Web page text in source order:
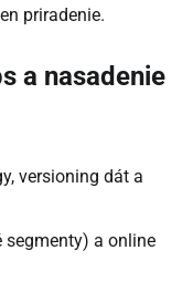
priradenie.
a nasadenie
versioning dát a
segmenty) a online